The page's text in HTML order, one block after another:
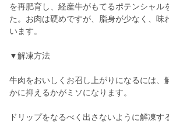
を再肥育し、経産牛がもてるポテンシャル
た。お肉は硬めですが、脂身が少なく、味
います。
▼解凍方法
牛肉をおいしくお召し上がりになるには、
かに抑えるかがミソになります。
ドリップをなるべく出さないように解凍す